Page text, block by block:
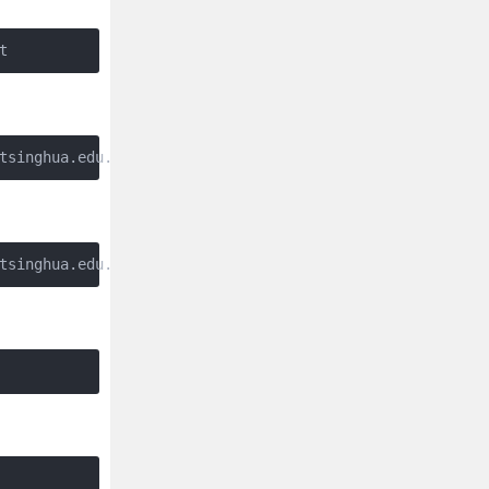
git/homebrew/homebrew-core.git
git/homebrew/homebrew-cask.git